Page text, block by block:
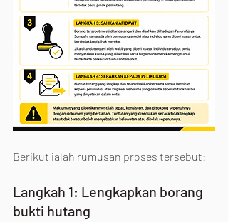
Berikut ialah rumusan proses tersebut:
Langkah 1: Lengkapkan borang
bukti hutang